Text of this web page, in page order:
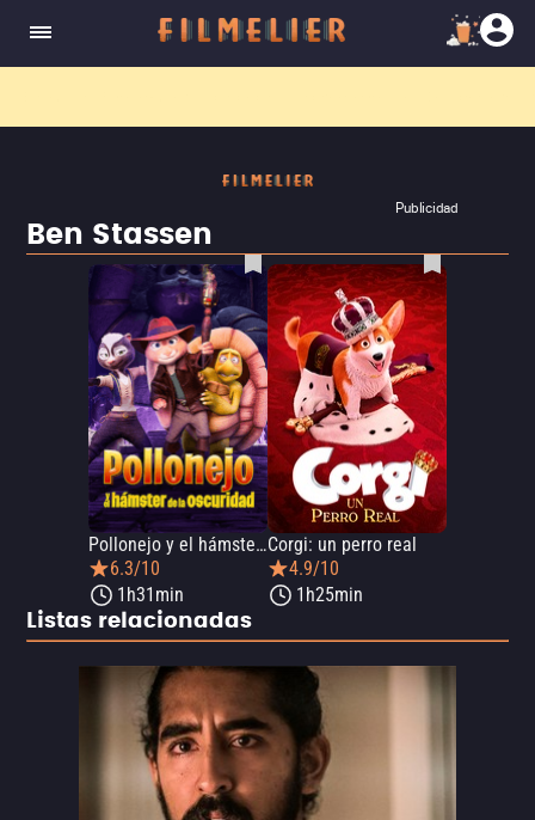
Publicidad
Ben Stassen
Pollonejo y el hámster de la oscuridad
6.3/10
1h31min
Corgi: un perro real
4.9/10
1h25min
Listas relacionadas